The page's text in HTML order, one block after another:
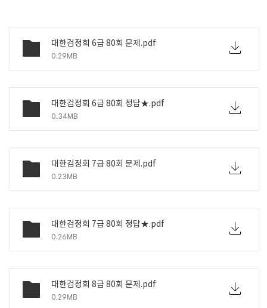
대한검정회 6급 80회 문제.pdf
0.29MB
대한검정회 6급 80회 정답★.pdf
0.34MB
대한검정회 7급 80회 문제.pdf
0.23MB
대한검정회 7급 80회 정답★.pdf
0.26MB
대한검정회 8급 80회 문제.pdf
0.29MB